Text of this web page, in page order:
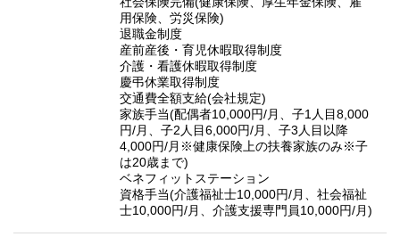
用保険、労災保険)
退職金制度
産前産後・育児休暇取得制度
介護・看護休暇取得制度
慶弔休業取得制度
交通費全額支給(会社規定)
家族手当(配偶者10,000円/月、子1人目8,000
円/月、子2人目6,000円/月、子3人目以降
4,000円/月※健康保険上の扶養家族のみ※子
は20歳まで)
ベネフィットステーション
資格手当(介護福祉士10,000円/月、社会福祉
士10,000円/月、介護支援専門員10,000円/月)